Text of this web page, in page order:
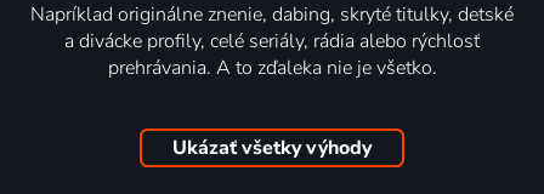
Napríklad originálne znenie, dabing, skryté titulky, detské
a divácke profily, celé seriály, rádia alebo rýchlosť
prehrávania. A to zďaleka nie je všetko.
Ukázať všetky výhody